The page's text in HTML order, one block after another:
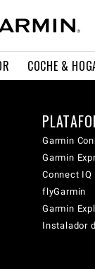
COCHE &
Garmin
Garmin
Connect IQ
flyGarmin
Garmin
Instalador